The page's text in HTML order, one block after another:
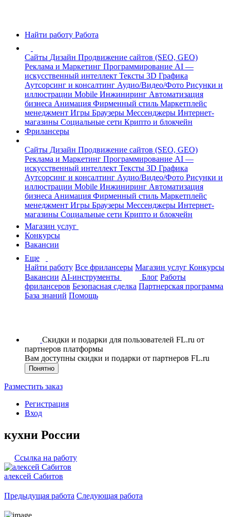
Найти работу Работа
Сайты Дизайн Продвижение сайтов (SEO, GEO)
Реклама и Маркетинг Программирование AI —
искусственный интеллект Тексты 3D Графика
Аутсорсинг и консалтинг Аудио/Видео/Фото Рисунки и
иллюстрации Mobile Инжиниринг Автоматизация
бизнеса Анимация Фирменный стиль Маркетплейс
менеджмент Игры Браузеры Мессенджеры Интернет-
магазины Социальные сети Крипто и блокчейн
Фрилансеры
Сайты Дизайн Продвижение сайтов (SEO, GEO)
Реклама и Маркетинг Программирование AI —
искусственный интеллект Тексты 3D Графика
Аутсорсинг и консалтинг Аудио/Видео/Фото Рисунки и
иллюстрации Mobile Инжиниринг Автоматизация
бизнеса Анимация Фирменный стиль Маркетплейс
менеджмент Игры Браузеры Мессенджеры Интернет-
магазины Социальные сети Крипто и блокчейн
Магазин услуг
Конкурсы
Вакансии
Еще
Найти работу Все фрилансеры Магазин услуг Конкурсы
Вакансии AI-инструменты Блог Работы
фрилансеров Безопасная сделка Партнерская программа
База знаний Помощь
Скидки и подарки для пользователей FL.ru от
партнеров платформы
Вам доступны скидки и подарки от партнеров FL.ru
Понятно
Разместить заказ
Регистрация
Вход
кухни России
Ссылка на работу
алексей Сабитов
Предыдущая работа Следующая работа